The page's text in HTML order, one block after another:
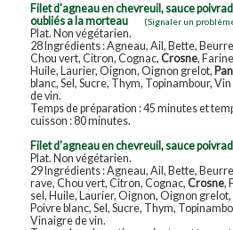
Filet d'agneau en chevreuil, sauce
oubliés a la morteau
(Signaler un
Plat. Non végétarien.
28 Ingrédients : Agneau, Ail, Bette,
Chou vert, Citron, Cognac, Crosne,
Huile, Laurier, Oignon, Oignon grelot,
blanc, Sel, Sucre, Thym, Topinambour,
de vin.
Temps de préparation : 45 minutes et
cuisson : 80 minutes.
Filet d'agneau en chevreuil, sauce
Plat. Non végétarien.
29 Ingrédients : Agneau, Ail, Bette,
rave, Chou vert, Citron, Cognac, Crosne,
sel, Huile, Laurier, Oignon, Oignon grelot,
Poivre blanc, Sel, Sucre, Thym,
Vinaigre de vin.